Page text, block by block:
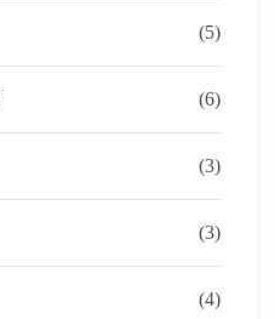
(5)
(6)
(3)
(3)
(4)